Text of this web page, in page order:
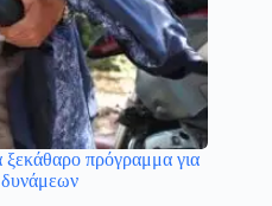
πρόγραμμα για
δυνάμεων